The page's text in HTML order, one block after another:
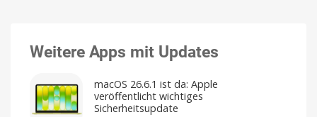
Weitere Apps mit Updates
macOS 26.6.1 ist da: Apple
veröffentlicht wichtiges
Sicherheitsupdate